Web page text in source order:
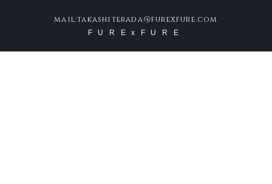
mail:takashiterada@furexfure.com
FURExFURE